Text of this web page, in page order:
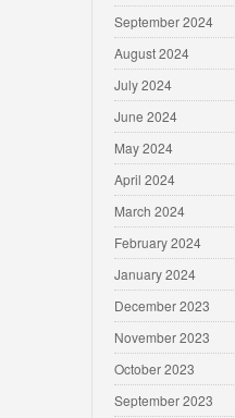
September 2024
August 2024
July 2024
June 2024
May 2024
April 2024
March 2024
February 2024
January 2024
December 2023
November 2023
October 2023
September 2023